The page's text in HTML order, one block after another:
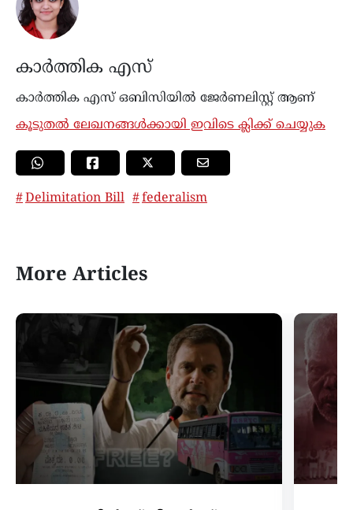
കാർത്തിക എസ്
കാര്‍ത്തിക എസ് ഒബിസിയിൽ ജേർണലിസ്റ്റ് ആണ്
കൂടുതൽ ലേഖനങ്ങൾക്കായി ഇവിടെ ക്ലിക്ക് ചെയ്യുക
Delimitation Bill federalism
More Articles